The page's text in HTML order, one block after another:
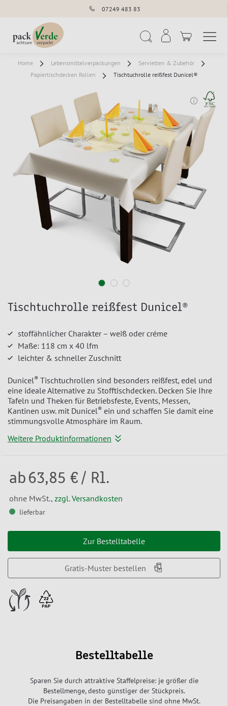
07249 483 83
Home Lebensmittelverpackungen
Servietten & Zubehör
Papiertischdecken Rollen
Tischtuchrolle reißfest Dunicel®
Tischtuchrolle reißfest Dunicel®
stoffähnlicher Charakter – weiß oder créme
Maße: 118 cm x 40 lfm
leichter & schneller Zuschnitt
Dunicel ® Tischtuchrollen sind besonders reißfest, edel und
eine ideale Alternative zu Stofftischdecken. Decken Sie Ihre
Tafeln und Theken für Betriebsfeste, Events, Messen,
Kantinen usw. mit Dunicel ® ein und schaffen Sie damit eine
stimmungsvolle Atmosphäre im Raum.
Weitere Produktinformationen
ab 63,85 € / Rl.
ohne MwSt., zzgl. Versandkosten
lieferbar
Zur Bestelltabelle
Gratis-Muster bestellen
Bestelltabelle
Sparen Sie durch attraktive Staffelpreise: je größer die
Bestellmenge, desto günstiger der Stückpreis.
Die Preisangaben in der Bestelltabelle sind ohne MwSt.